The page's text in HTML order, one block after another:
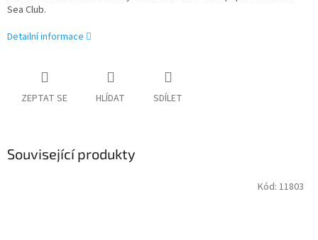
Sea Club.
Detailní informace
ZEPTAT SE HLÍDAT SDÍLET
Související produkty
Kód: 11803